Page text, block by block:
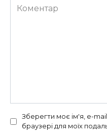
Коментар
Зберегти моє ім'я, e-
браузері для моїх